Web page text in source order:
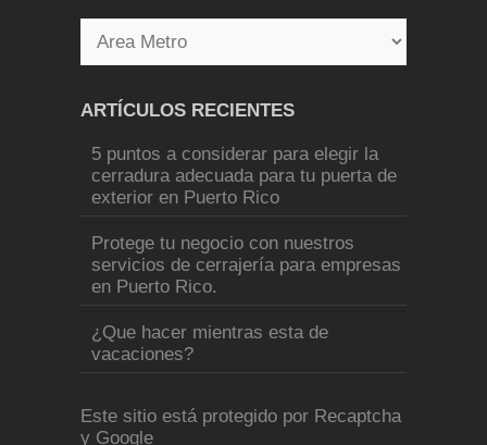
ARTÍCULOS RECIENTES
5 puntos a considerar para elegir la
cerradura adecuada para tu puerta de
exterior en Puerto Rico
Protege tu negocio con nuestros
servicios de cerrajería para empresas
en Puerto Rico.
¿Que hacer mientras esta de
vacaciones?
Este sitio está protegido por Recaptcha
y Google